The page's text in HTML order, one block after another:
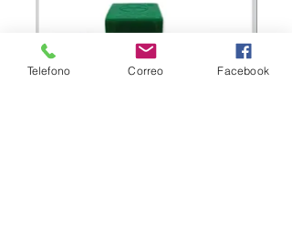
Telefono Correo Facebook